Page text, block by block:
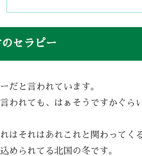
セラピー
だと言われています。
われても、はぁそうですかぐら
はそれはあれこれと関わってく
められてる北国の冬です。